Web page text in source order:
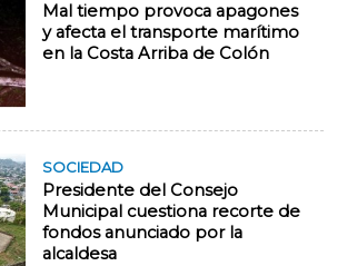
Mal tiempo provoca apagones
y afecta el transporte marítimo
en la Costa Arriba de Colón
SOCIEDAD
Presidente del Consejo
Municipal cuestiona recorte de
fondos anunciado por la
alcaldesa